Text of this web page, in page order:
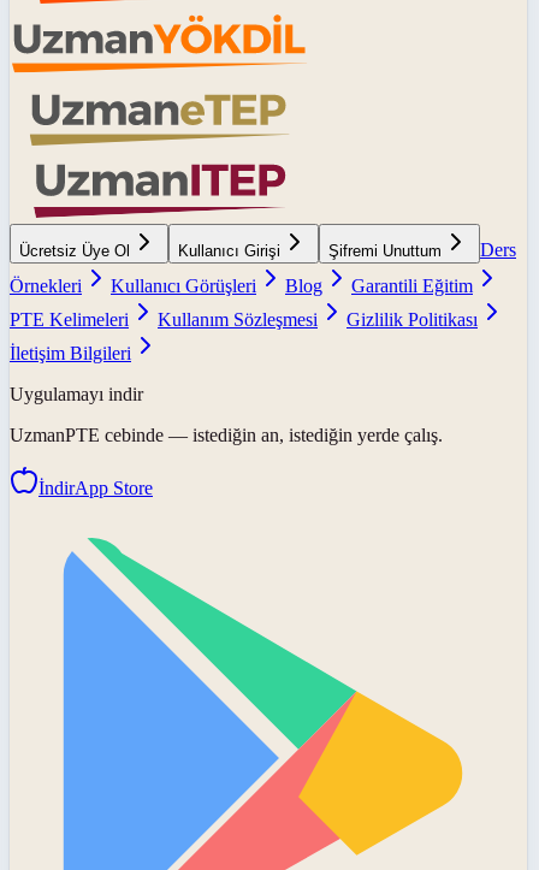
Ücretsiz Üye Ol Kullanıcı Girişi Şifremi Unuttum
Ders
Örnekleri
Kullanıcı Görüşleri Blog
Garantili Eğitim
PTE Kelimeleri
Kullanım Sözleşmesi
Gizlilik Politikası
İletişim Bilgileri
Uygulamayı indir
UzmanPTE cebinde — istediğin an, istediğin yerde çalış.
İndirApp Store